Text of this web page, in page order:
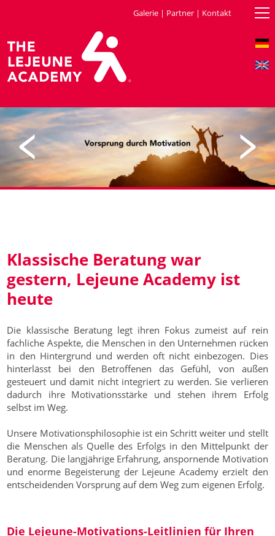
Galerie| Partner| Kontakt
Klassische Beratung war
gestern, Lejeune Academy ist
heute
Die klassische Beratung legt ihren Fokus zumeist auf rein
fachliche Aspekte, die Menschen in den Unternehmen rücken
in den Hintergrund und werden oft nicht einbezogen. Dies
hinterlässt bei den Betroffenen das Gefühl, von außen
gesteuert und damit nicht integriert zu werden. Sie verlieren
dadurch ihre Motivationsstärke und stehen ihrem Erfolg
selbst im Weg.
Unsere Motivationsphilosophie ist ein Schritt weiter und stellt
die Menschen als Quelle des Erfolgs in den Mittelpunkt der
Beratung. Die langjährige Erfahrung, anspornende Motivation
und enorme Begeisterung der Lejeune Academy erzielt den
entscheidenden Vorsprung auf dem Weg zum eigenen Erfolg.
Die Lejeune-Motivations-Leitlinien für Ihren